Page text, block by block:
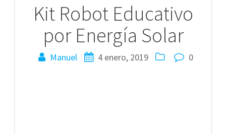
Kit Robot Educativo
por Energía Solar
Manuel 4 enero, 2019 0
Navegación
entradas